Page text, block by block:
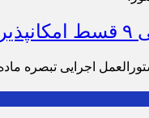
۱۴۰۳ و امکان تقسیط پرداخت مالیات حداکثر تا ۹ قسط خبر